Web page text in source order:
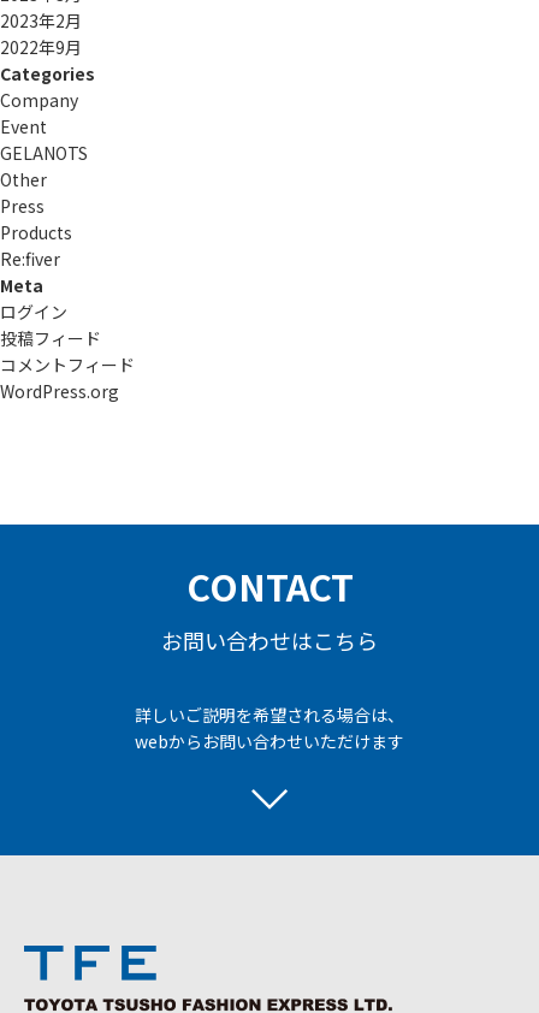
2023年2月
2022年9月
Categories
Company
Event
GELANOTS
Other
Press
Products
Re:ﬁver
Meta
ログイン
投稿フィード
コメントフィード
WordPress.org
CONTACT
お問い合わせはこちら
詳しいご説明を希望される場合は、
webからお問い合わせいただけます